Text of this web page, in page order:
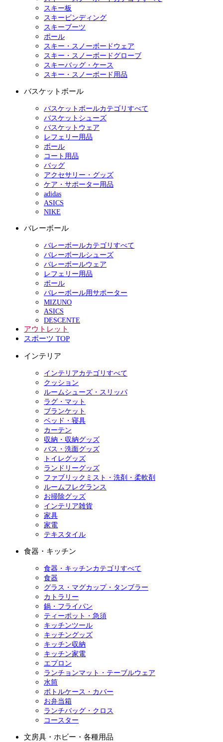
スキー板
スキービンディング
スキーブーツ
ポール
スキー・スノーボードウェア
スキー・スノーボードグローブ
スキーバッグ・ケース
スキー・スノーボード用品
バスケットボール
バスケットボールカテゴリすべて
バスケットシューズ
バスケットウェア
レフェリー用品
ボール
コート用品
バッグ
アクセサリー・グッズ
ケア・サポーター用品
adidas
ASICS
NIKE
バレーボール
バレーボールカテゴリすべて
バレーボールシューズ
バレーボールウェア
レフェリー用品
ボール
バレーボール用サポーター
MIZUNO
ASICS
DESCENTE
アウトレット
スポーツ TOP
インテリア
インテリアカテゴリすべて
クッション
ルームシューズ・スリッパ
ラグ・マット
ブランケット
ベッド・寝具
カーテン
収納・収納グッズ
バス・洗面グッズ
トイレグッズ
ランドリーグッズ
ファブリックミスト・洗剤・柔軟剤
ルームフレグランス
お掃除グッズ
インテリア雑貨
家具
家電
テキスタイル
食器・キッチン
食器・キッチンカテゴリすべて
食器
グラス・マグカップ・タンブラー
カトラリー
鍋・フライパン
ティーポット・急須
キッチンツール
キッチングッズ
キッチン収納
キッチン家電
エプロン
ランチョンマット・テーブルウェア
水筒
ボトルケース・カバー
お弁当箱
ランチバッグ・クロス
コースター
文房具・ホビー・各種用品